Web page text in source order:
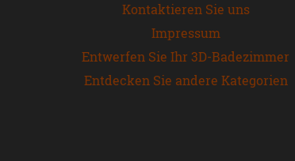
Kontaktieren Sie uns
Impressum
Entwerfen Sie Ihr 3D-Badezimmer
Entdecken Sie andere Kategorien